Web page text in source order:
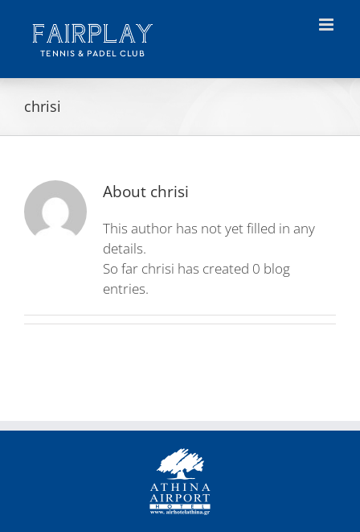
content
chrisi
About chrisi
This author has not yet filled in any
details.
So far chrisi has created 0 blog
entries.